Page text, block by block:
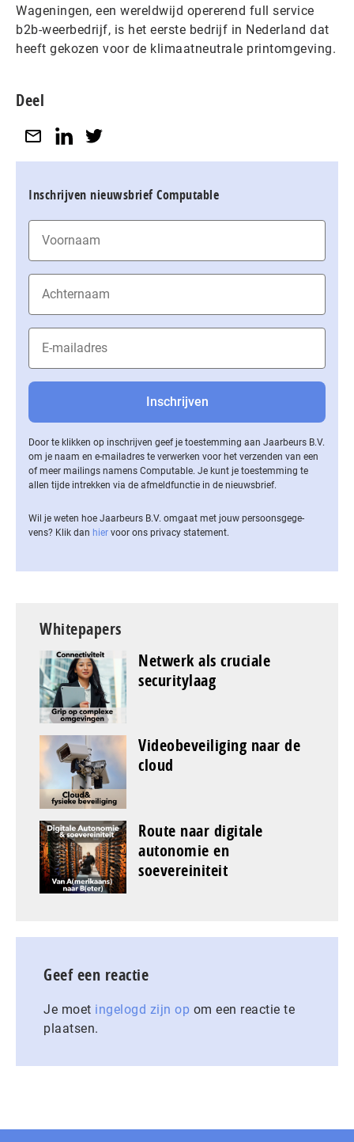
Wageningen, een wereldwijd opererend full service
b2b-weerbedrijf, is het eerste bedrijf in Nederland dat
heeft gekozen voor de klimaatneutrale printomgeving.
Deel
Inschrijven nieuwsbrief Computable
Door te klikken op inschrijven geef je toestemming aan Jaarbeurs B.V.
om je naam en e-mailadres te verwerken voor het verzenden van een
of meer mailings namens Computable. Je kunt je toestemming te
allen tijde intrekken via de af­meld­func­tie in de nieuwsbrief.
Wil je weten hoe Jaarbeurs B.V. omgaat met jouw per­soons­ge­ge­
vens? Klik dan hier voor ons privacy statement.
Whitepapers
Netwerk als cruciale
securitylaag
Videobeveiliging naar de
cloud
Route naar digitale
autonomie en
soevereiniteit
Geef een reactie
Je moet ingelogd zijn op om een reactie te
plaatsen.